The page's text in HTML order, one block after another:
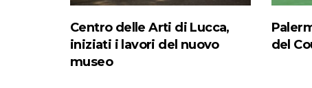
Centro delle Arti di Lucca,
iniziati i lavori del nuovo
museo
del